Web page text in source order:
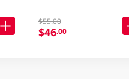
$55.00
$46.00